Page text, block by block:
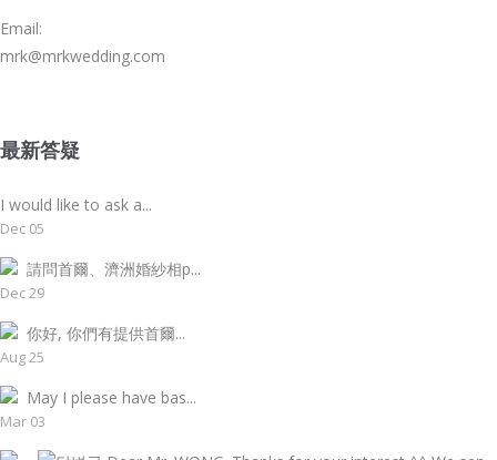
Email:
mrk@mrkwedding.com
最新答疑
I would like to ask a...
Dec 05
請問首爾、濟洲婚紗相p...
Dec 29
你好, 你們有提供首爾...
Aug 25
May I please have bas...
Mar 03